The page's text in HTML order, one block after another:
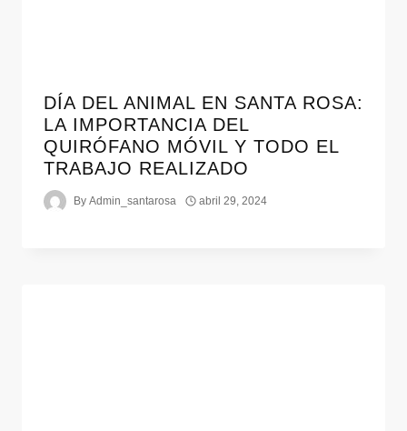
DÍA DEL ANIMAL EN SANTA ROSA:
LA IMPORTANCIA DEL
QUIRÓFANO MÓVIL Y TODO EL
TRABAJO REALIZADO
By Admin_santarosa abril 29, 2024